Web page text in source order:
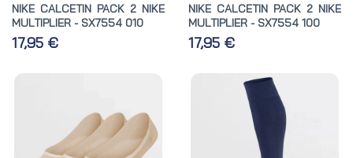
NIKE CALCETIN PACK 2 NIKE
MULTIPLIER - SX7554 010
17,95 €
NIKE CALCETIN PACK 2 NIKE
MULTIPLIER - SX7554 100
17,95 €